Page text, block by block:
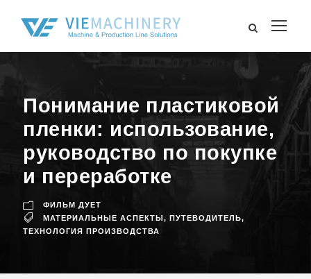
Понимание пластиковой
пленки: использование,
руководство по покупке
и переработке
ФИЛЬМ ДУЕТ
МАТЕРИАЛЬНЫЕ АСПЕКТЫ , ПУТЕВОДИТЕЛЬ,
ТЕХНОЛОГИЯ ПРОИЗВОДСТВА